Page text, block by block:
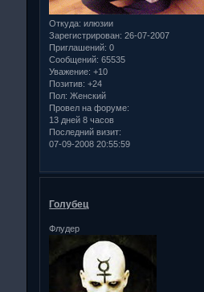
Откуда: илюзии
Зарегистрирован: 26-07-2007
Приглашений: 0
Сообщений: 65535
Уважение: +10
Позитив: +24
Пол: Женский
Провел на форуме:
13 дней 8 часов
Последний визит:
07-09-2008 20:55:59
Голубец
Флудер